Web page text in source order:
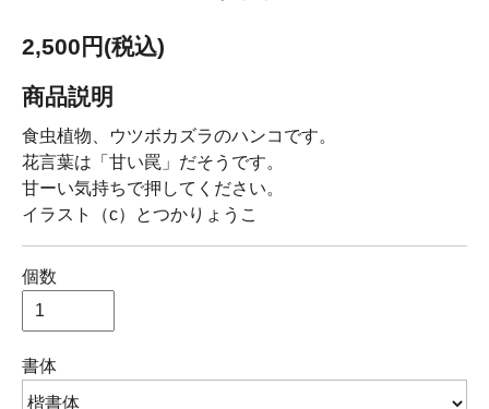
2,500円(税込)
商品説明
食虫植物、ウツボカズラのハンコです。
花言葉は「甘い罠」だそうです。
甘ーい気持ちで押してください。
イラスト（c）とつかりょうこ
個数
書体